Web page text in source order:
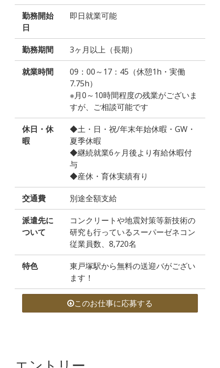
勤務開始
日
即日就業可能
勤務期間 3ヶ月以上（長期）
就業時間
09：00～17：45（休憩1h・実働
7.75h）
※月0～10時間程度の残業がございま
すが、ご相談可能です
休日・休
暇
◆土・日・祝/年末年始休暇・GW・
夏季休暇
◆継続就業6ヶ月後より有給休暇付
与
◆産休・育休実績有り
交通費 別途全額支給
派遣先に
ついて
コンクリートや地震対策等新技術の
研究も行っているスーパーゼネコン
従業員数、8,720名
特色
東戸塚駅から無料の送迎バがござい
ます！
このお仕事に応募する